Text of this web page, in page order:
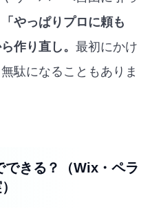
「やっぱりプロに頼も
作り直し。 最初にかけ
駄になることもありま
できる？（Wix・ペラ